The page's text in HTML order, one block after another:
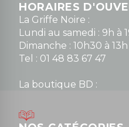
HORAIRES
La Griffe Noire :
Lundi au samedi : 9h à
Dimanche : 10h30 à 13h
Tel : 01 48 83 67 47
La boutique BD :
Mardi au samedi : 10h à
Dimanche : 10h30 à